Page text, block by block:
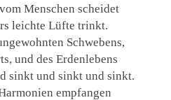
Menschen scheidet
leichte Lüfte trinkt.
Schwebens,
und des Erdenlebens
sinkt und sinkt und sinkt.
empfangen